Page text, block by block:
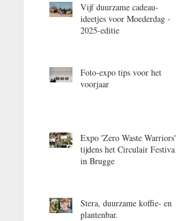
Vijf duurzame cadeau-
ideetjes voor Moederdag -
2025-editie
Foto-expo tips voor het
voorjaar
Expo 'Zero Waste Warriors'
tijdens het Circulair Festival
in Brugge
Stera, duurzame koffie- en
plantenbar.